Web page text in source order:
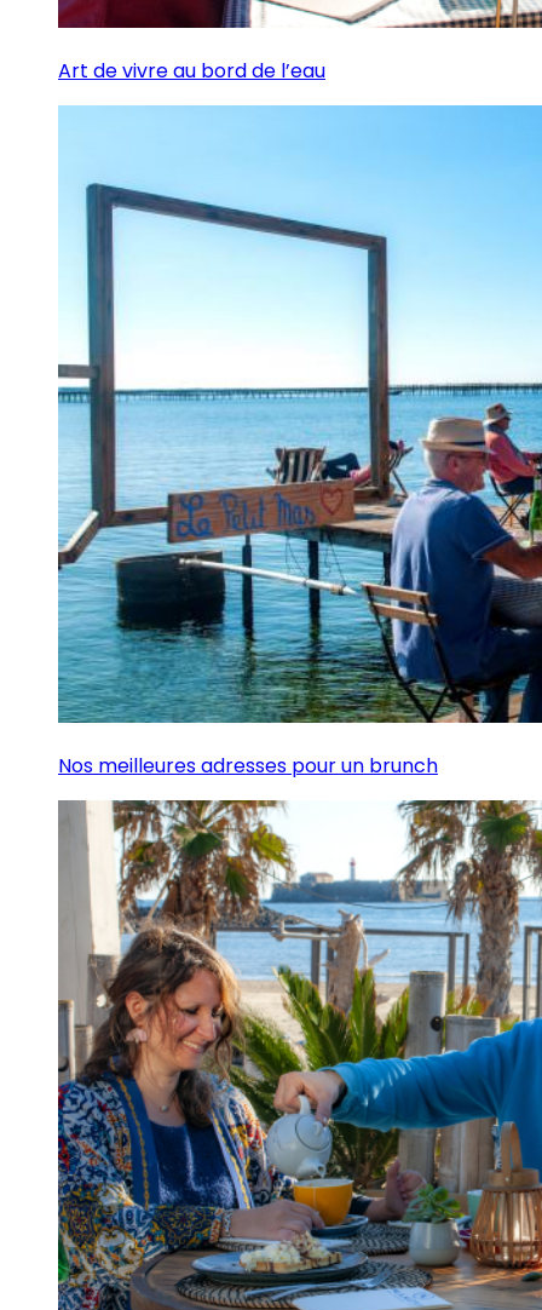
Art de vivre au bord de l’eau
Nos meilleures adresses pour un brunch